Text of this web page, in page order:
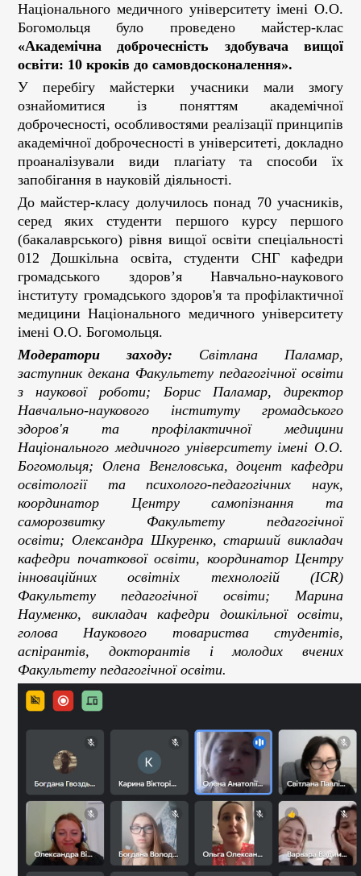
Національного медичного університету імені О.О.
Богомольця було проведено майстер-клас
«Академічна доброчесність здобувача вищої
освіти: 10 кроків до самовдосконалення».
У перебігу майстерки учасники мали змогу
ознайомитися із поняттям академічної
доброчесності, особливостями реалізації принципів
академічної доброчесності в університеті, докладно
проаналізували види плагіату та способи їх
запобігання в науковій діяльності.
До майстер-класу долучилось понад 70 учасників,
серед яких студенти першого курсу першого
(бакалаврського) рівня вищої освіти спеціальності
012 Дошкільна освіта, студенти СНГ кафедри
громадського здоров’я Навчально-наукового
інституту громадського здоров'я та профілактичної
медицини Національного медичного університету
імені О.О. Богомольця.
Модератори заходу: Світлана Паламар,
заступник декана Факультету педагогічної освіти
з наукової роботи; Борис Паламар, директор
Навчально-наукового інституту громадського
здоров'я та профілактичної медицини
Національного медичного університету імені О.О.
Богомольця; Олена Венгловська, доцент кафедри
освітології та психолого-педагогічних наук,
координатор Центру самопізнання та
саморозвитку Факультету педагогічної
освіти; Олександра Шкуренко, старший викладач
кафедри початкової освіти, координатор Центру
інноваційних освітніх технологій (ICR)
Факультету педагогічної освіти; Марина
Науменко, викладач кафедри дошкільної освіти,
голова Наукового товариства студентів,
аспірантів, докторантів і молодих вчених
Факультету педагогічної освіти.